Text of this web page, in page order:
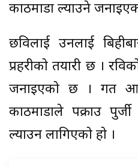
काठमाडौं ल्याउने
छविलाई उनलाई
प्रहरीको तयारी छ ।
जनाइएको छ । गत
काठमाडौंले पक्राउ
ल्याउन लागिएको हो ।